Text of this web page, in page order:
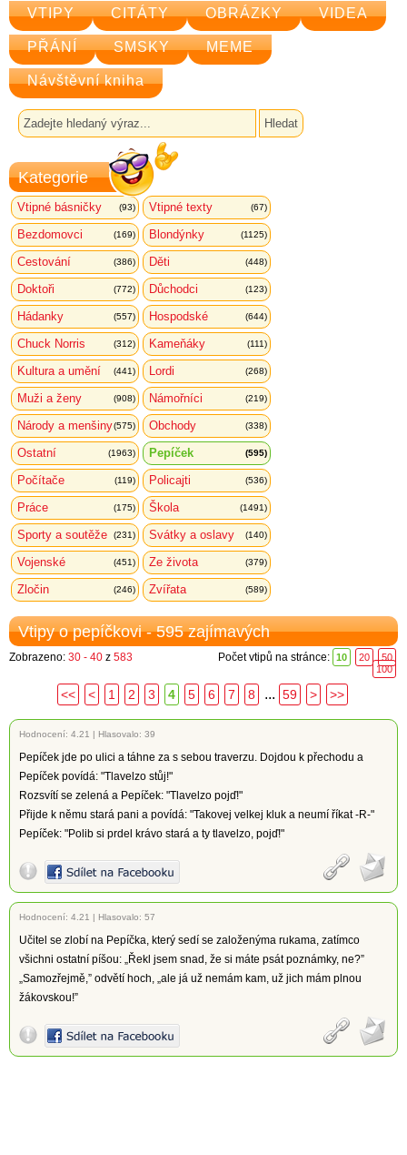
VTIPY CITÁTY OBRÁZKY VIDEA
PŘÁNÍ SMSKY MEME
Návštěvní kniha
Kategorie
Vtipné básničky (93) Vtipné texty (67)
Bezdomovci (169) Blondýnky (1125)
Cestování (386) Děti (448)
Doktoři (772) Důchodci (123)
Hádanky (557) Hospodské (644)
Chuck Norris (312) Kameňáky (111)
Kultura a umění (441) Lordi (268)
Muži a ženy (908) Námořníci (219)
Národy a menšiny(575) Obchody (338)
Ostatní (1963) Pepíček (595)
Počítače (119) Policajti (536)
Práce (175) Škola (1491)
Sporty a soutěže (231) Svátky a oslavy (140)
Vojenské (451) Ze života (379)
Zločin (246) Zvířata (589)
Vtipy o pepíčkovi - 595 zajímavých
Zobrazeno: 30 - 40 z 583 Počet vtipů na stránce: 10 20
50
100
<< < 1 2 3 4 5 6 7 8 ... 59 > >>
Hodnocení: 4.21 | Hlasovalo: 39
Pepíček jde po ulici a táhne za s sebou traverzu. Dojdou k přechodu a
Pepíček povídá: "Tlavelzo stůj!"
Rozsvítí se zelená a Pepíček: "Tlavelzo pojď!"
Přijde k němu stará pani a povídá: "Takovej velkej kluk a neumí říkat -R-"
Pepíček: "Polib si prdel krávo stará a ty tlavelzo, pojď!"
Hodnocení: 4.21 | Hlasovalo: 57
Učitel se zlobí na Pepíčka, který sedí se založenýma rukama, zatímco
všichni ostatní píšou: „Řekl jsem snad, že si máte psát poznámky, ne?”
„Samozřejmě,” odvětí hoch, „ale já už nemám kam, už jich mám plnou
žákovskou!”